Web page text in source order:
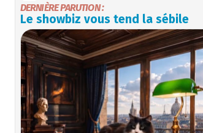
DERNIÈRE PARUTION :
Le showbiz vous tend la sébile